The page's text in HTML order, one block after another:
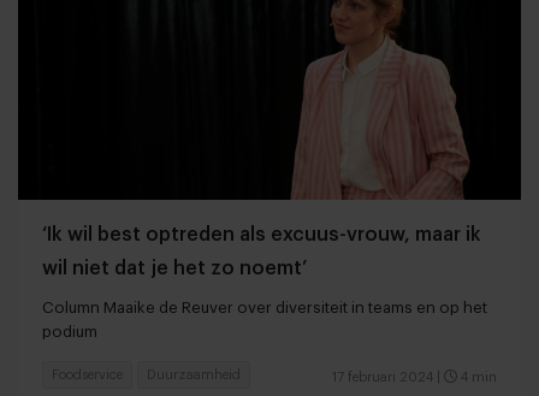
‘Ik wil best optreden als excuus-vrouw, maar ik
wil niet dat je het zo noemt’
Column Maaike de Reuver over diversiteit in teams en op het
podium
17 februari 2024 4 min
Foodservice Duurzaamheid